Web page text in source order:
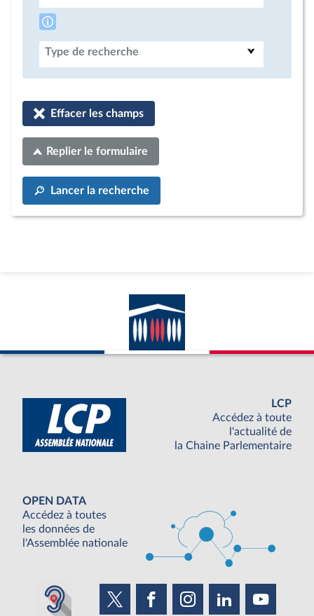
Type de recherche
Effacer les champs
Replier le formulaire
Lancer la recherche
LCP
Accédez à toute
l'actualité de
la Chaine Parlementaire
OPEN DATA
Accédez à toutes
les données de
l'Assemblée nationale